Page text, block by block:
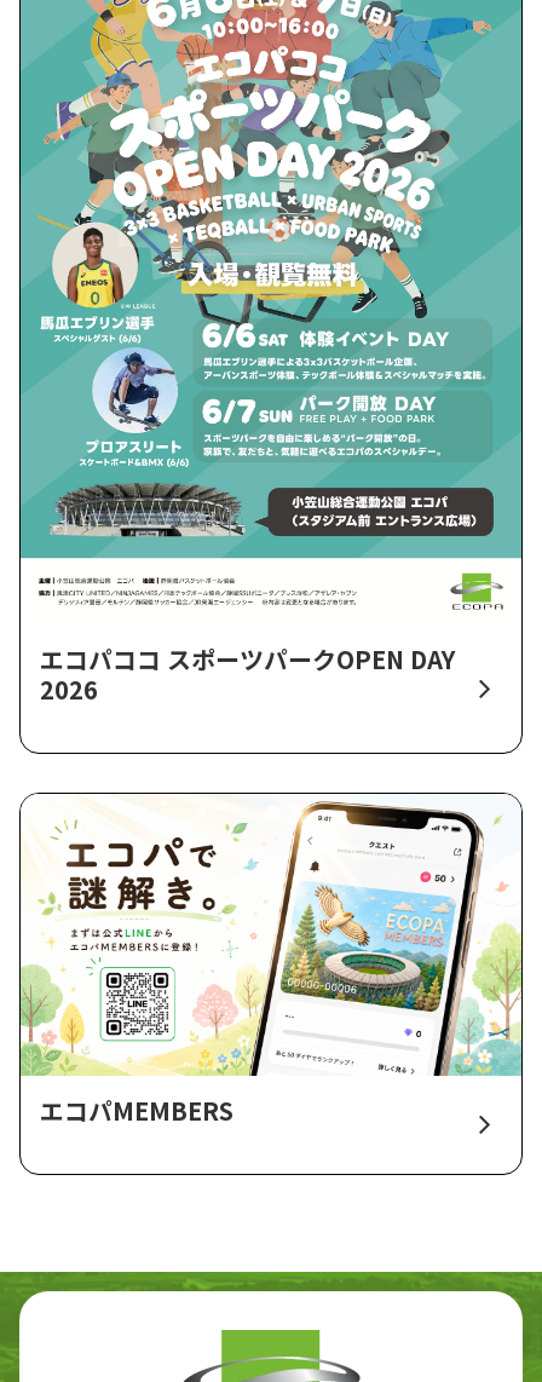
エコパココ スポーツパークOPEN DAY
2026
エコパMEMBERS